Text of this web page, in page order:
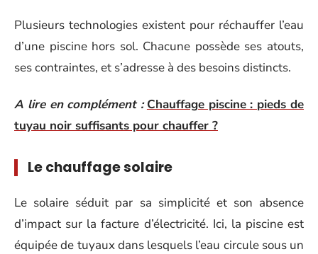
Plusieurs technologies existent pour réchauffer l’eau
d’une piscine hors sol. Chacune possède ses atouts,
ses contraintes, et s’adresse à des besoins distincts.
A lire en complément : Chauffage piscine : pieds de
tuyau noir suffisants pour chauffer ?
Le chauffage solaire
Le solaire séduit par sa simplicité et son absence
d’impact sur la facture d’électricité. Ici, la piscine est
équipée de tuyaux dans lesquels l’eau circule sous un